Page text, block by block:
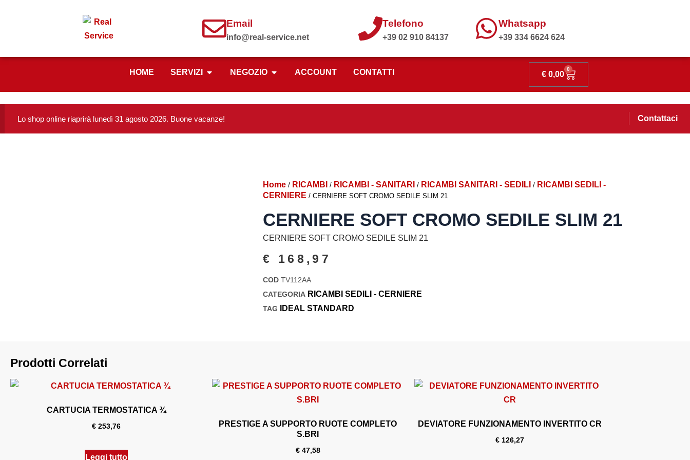
Email
info@real-service.net
Telefono
+39 02 910 84137
Whatsapp
+39 334 6624 624
HOME SERVIZI NEGOZIO ACCOUNT CONTATTI € 0,00
0
Contattaci
Lo shop online riaprirà lunedì 31 agosto 2026. Buone vacanze!
Home/ RICAMBI / RICAMBI - SANITARI / RICAMBI SANITARI - SEDILI / RICAMBI SEDILI -
CERNIERE / CERNIERE SOFT CROMO SEDILE SLIM 21
CERNIERE SOFT CROMO SEDILE SLIM 21
CERNIERE SOFT CROMO SEDILE SLIM 21
€ 168,97
COD TV112AA
CATEGORIA RICAMBI SEDILI - CERNIERE
TAG IDEAL STANDARD
Prodotti Correlati
CARTUCIA TERMOSTATICA ¾
€253,76
Leggi tutto
PRESTIGE A SUPPORTO RUOTE COMPLETO
S.BRI
€47,58
DEVIATORE FUNZIONAMENTO INVERTITO CR
€ 126,27